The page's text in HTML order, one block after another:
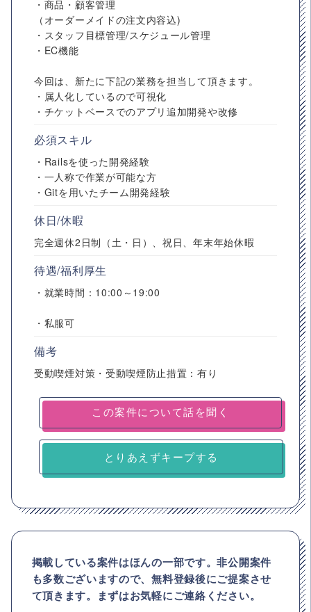
・商品・顧客管理
（オーダーメイドの注文内容込)
・スタッフ目標管理/スケジュール管理
・EC機能
今回は、新たに下記の業務を担当して頂きます。
・属人化しているので可視化
・チケットベースでのアプリ追加開発や改修
必須スキル
・Railsを使った開発経験
・一人称で作業が可能な方
・Gitを用いたチーム開発経験
休日/休暇
完全週休2日制（土・日）、祝日、年末年始休暇
待遇/福利厚生
・就業時間：10:00～19:00
・私服可
備考
受動喫煙対策・受動喫煙防止措置：有り
とりあえずキープする
掲載している案件はほんの一部です。非公開案件
も多数ございますので、無料登録後にご提案させ
て頂きます。まずはお気軽にご連絡ください。